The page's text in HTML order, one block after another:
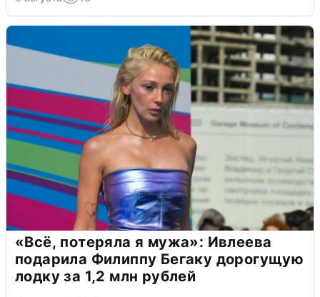
«Всё, потеряла я мужа»: Ивлеева
подарила Филиппу Бегаку дорогущую
лодку за 1,2 млн рублей